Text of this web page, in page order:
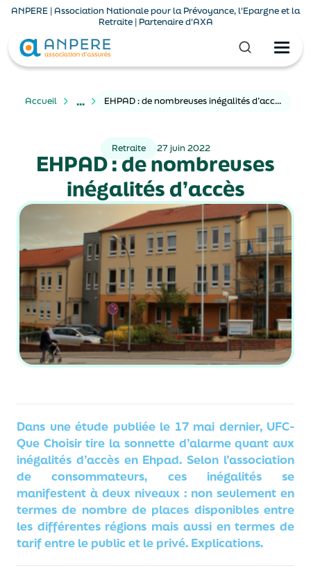
ANPERE | Association Nationale pour la Prévoyance, l'Epargne et la
Retraite | Partenaire d'AXA
Accueil ... EHPAD : de nombreuses inégalités d’accès
Retraite 27 juin 2022
EHPAD : de nombreuses
inégalités d’accès
Dans une étude publiée le 17 mai dernier, UFC-
Que Choisir tire la sonnette d’alarme quant aux
inégalités d’accès en Ehpad. Selon l’association
de consommateurs, ces inégalités se
manifestent à deux niveaux : non seulement en
termes de nombre de places disponibles entre
les différentes régions mais aussi en termes de
tarif entre le public et le privé. Explications.